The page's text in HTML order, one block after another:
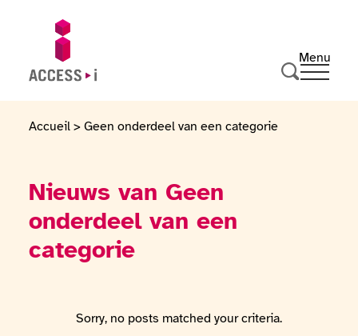
Naar de inhoud gaan
Menu
Ouvrir
Accueil > Geen onderdeel van een categorie
Nieuws van Geen
onderdeel van een
categorie
Sorry, no posts matched your criteria.